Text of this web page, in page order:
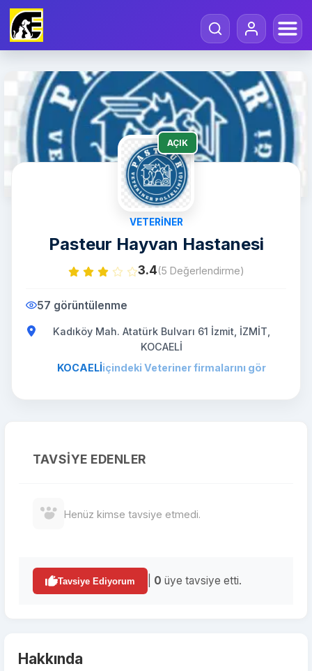
AÇIK
VETERINER
Pasteur Hayvan Hastanesi
3.4(5 Değerlendirme)
57 görüntülenme
Kadıköy Mah. Atatürk Bulvarı 61 İzmit, İZMİT,
KOCAELİ
KOCAELİiçindeki Veteriner firmalarını gör
TAVSIYE EDENLER
Henüz kimse tavsiye etmedi.
Tavsiye Ediyorum 0 üye tavsiye etti.
Hakkında